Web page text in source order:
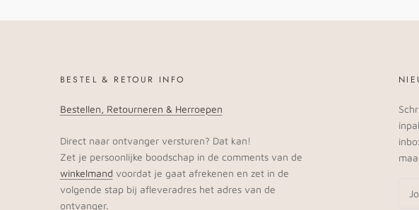
BESTEL & RETOUR INFO
Bestellen, Retourneren & Herroepen
Direct naar ontvanger versturen? Dat kan!
Zet je persoonlijke boodschap in de comments van de
winkelmand voordat je gaat afrekenen en zet in de
volgende stap bij afleveradres het adres van de
ontvanger.